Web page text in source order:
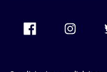
Accor Facebook